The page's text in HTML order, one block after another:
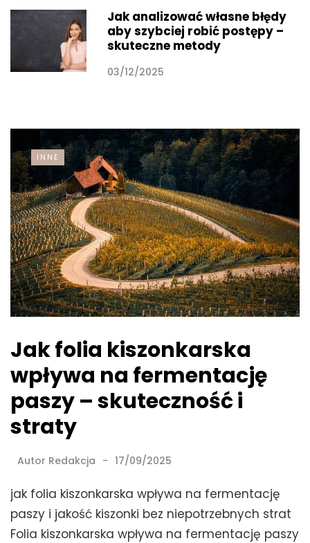
Jak analizować własne błędy
aby szybciej robić postępy –
skuteczne metody
03/12/2025
INNE
Jak folia kiszonkarska
wpływa na fermentację
paszy – skuteczność i
straty
Autor Redakcja 17/09/2025
jak folia kiszonkarska wpływa na fermentację
paszy i jakość kiszonki bez niepotrzebnych strat
Folia kiszonkarska wpływa na fermentację paszy